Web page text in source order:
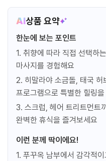
성인46,868 원
아동
유아사용불가
Kiddo Therapy (KID) - 90 mins
성인 사용불가
아동52,108 원
AI상품 요약
한눈에 보는 포인트
1. 취향에 따라 직접 선택하
마사지를 경험해요
2. 히말라야 소금돌, 태국 허
프로그램으로 특별한 힐링
3. 스크럽, 헤어 트리트먼트
완벽한 휴식을 즐겨보세요
이런 분께 딱이에요!
1. 푸꾸옥 남부에서 감각적